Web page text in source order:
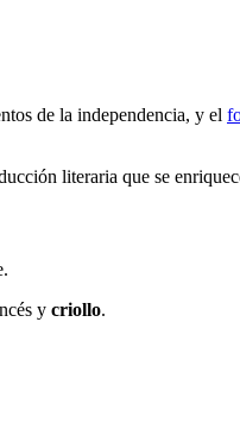
de la independencia, y el
literaria que se
y criollo.